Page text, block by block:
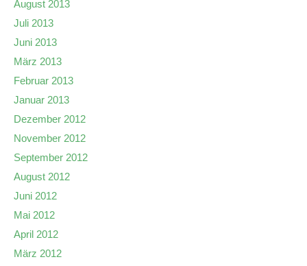
August 2013
Juli 2013
Juni 2013
März 2013
Februar 2013
Januar 2013
Dezember 2012
November 2012
September 2012
August 2012
Juni 2012
Mai 2012
April 2012
März 2012